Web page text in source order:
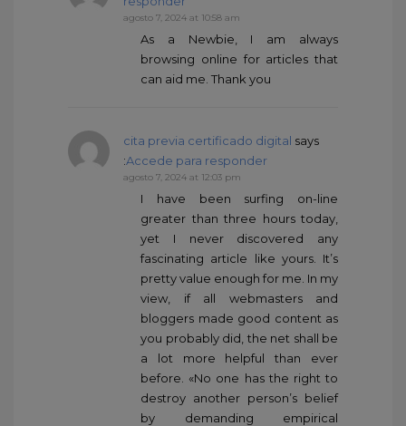
agosto 7, 2024 at 10:58 am
As a Newbie, I am always
browsing online for articles that
can aid me. Thank you
cita previa certificado digital says
:Accede para responder
agosto 7, 2024 at 12:03 pm
I have been surfing on-line
greater than three hours today,
yet I never discovered any
fascinating article like yours. It’s
pretty value enough for me. In my
view, if all webmasters and
bloggers made good content as
you probably did, the net shall be
a lot more helpful than ever
before. «No one has the right to
destroy another person’s belief
by demanding empirical